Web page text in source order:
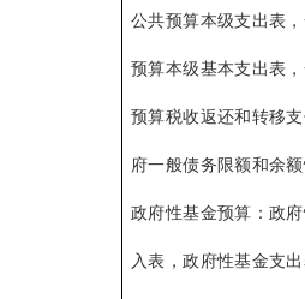
公共预算本级支出表
预算本级基本支出表
预算税收返还和转移
府一般债务限额和余
政府性基金预算：政
入表，政府性基金支